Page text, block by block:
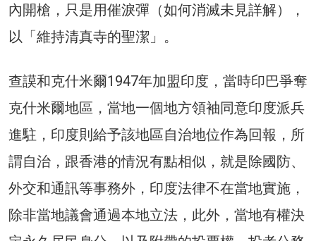
內開槍，只是用催淚彈（如何消滅未見詳解），
以「維持清真寺的聖潔」。
查謨和克什米爾1947年加盟印度，當時印巴爭奪
克什米爾地區，當地一個地方領袖同意印度派兵
進駐，印度則給予該地區自治地位作為回報，所
謂自治，跟香港的情況有點相似，就是除國防、
外交和通訊等事務外，印度法律不在當地實施，
除非當地議會通過本地立法，此外，當地有權決